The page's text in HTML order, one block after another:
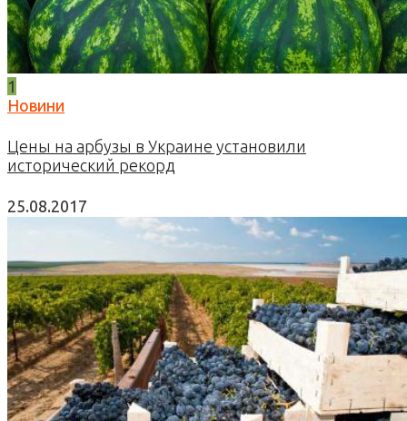
1
Новини
Цены на арбузы в Украине установили
исторический рекорд
25.08.2017